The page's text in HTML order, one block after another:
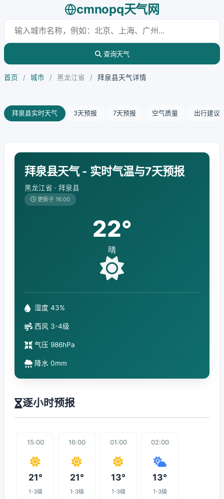
cmnopq天气网
查询天气
首页 / 城市 / 黑龙江省 / 拜泉县天气详情
拜泉县实时天气 3天预报 7天预报 空气质量 出行建议
拜泉县天气 - 实时气温与7天预报
黑龙江省 · 拜泉县
更新于 16:00
22°
晴
湿度 43%
西风 3-4级
气压 986hPa
降水 0mm
逐小时预报
15:00
21°
1-3级
16:00
21°
1-3级
01:00
13°
1-3级
02:00
13°
1-3级